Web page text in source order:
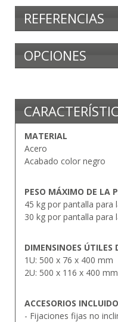
REFERENCIAS
OPCIONES
MATERIAL
Acero
Acabado color negro
PESO MÁXIMO DE LA
45 kg por pantalla para
30 kg por pantalla para
DIMENSINOES
1U: 500 x 76 x 400 mm
2U: 500 x 116 x 400 mm
ACCESORIOS
- Fijaciones fijas no